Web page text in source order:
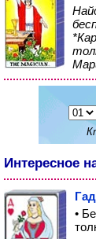
Интересное
•